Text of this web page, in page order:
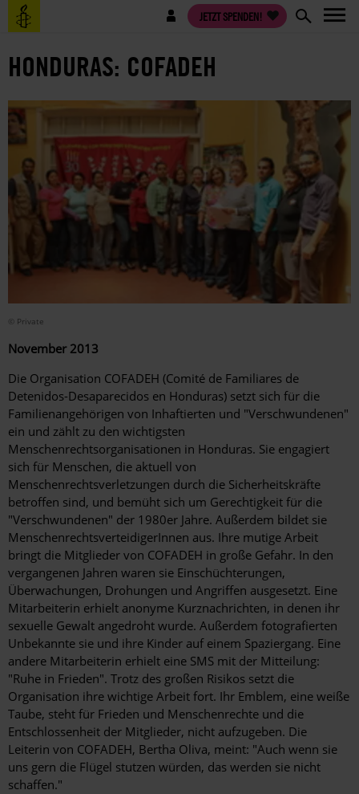
Direkt
zum
Benutzermenü JETZT SPENDEN!
HONDURAS: COFADEH
© Private
November 2013
Die Organisation COFADEH (Comité de Familiares de
Detenidos-Desaparecidos en Honduras) setzt sich für die
Familienangehörigen von Inhaftierten und "Verschwundenen"
ein und zählt zu den wichtigsten
Menschenrechtsorganisationen in Honduras. Sie engagiert
sich für Menschen, die aktuell von
Menschenrechtsverletzungen durch die Sicherheitskräfte
betroffen sind, und bemüht sich um Gerechtigkeit für die
"Verschwundenen" der 1980er Jahre. Außerdem bildet sie
MenschenrechtsverteidigerInnen aus. Ihre mutige Arbeit
bringt die Mitglieder von COFADEH in große Gefahr. In den
vergangenen Jahren waren sie Einschüchterungen,
Überwachungen, Drohungen und Angriffen ausgesetzt. Eine
Mitarbeiterin erhielt anonyme Kurznachrichten, in denen ihr
sexuelle Gewalt angedroht wurde. Außerdem fotografierten
Unbekannte sie und ihre Kinder auf einem Spaziergang. Eine
andere Mitarbeiterin erhielt eine SMS mit der Mitteilung:
"Ruhe in Frieden". Trotz des großen Risikos setzt die
Organisation ihre wichtige Arbeit fort. Ihr Emblem, eine weiße
Taube, steht für Frieden und Menschenrechte und die
Entschlossenheit der Mitglieder, nicht aufzugeben. Die
Leiterin von COFADEH, Bertha Oliva, meint: "Auch wenn sie
uns gern die Flügel stutzen würden, das werden sie nicht
schaffen."